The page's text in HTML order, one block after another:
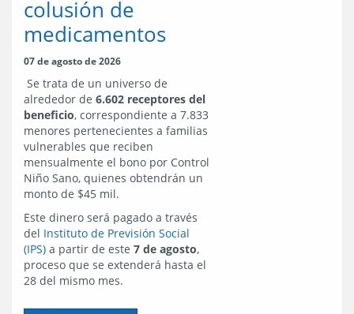
colusión de
medicamentos
07 de agosto de 2026
Se trata de un universo de
alrededor de 6.602 receptores del
beneficio, correspondiente a 7.833
menores pertenecientes a familias
vulnerables que reciben
mensualmente el bono por Control
Niño Sano, quienes obtendrán un
monto de $45 mil.
Este dinero será pagado a través
del Instituto de Previsión Social
(IPS) a partir de este 7 de agosto,
proceso que se extenderá hasta el
28 del mismo mes.